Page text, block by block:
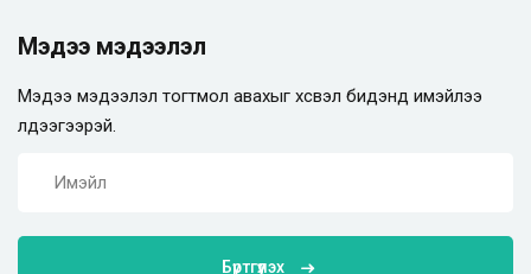
Мэдээ мэдээлэл
Мэдээ мэдээлэл тогтмол авахыг хүсвэл бидэнд имэйлээ
үлдээгээрэй.
Бүртгүүлэх